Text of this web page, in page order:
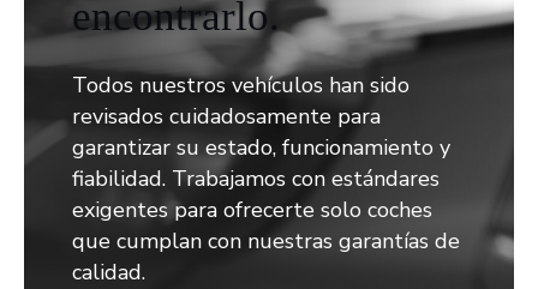
encontrarlo.
Todos nuestros vehículos han sido
revisados cuidadosamente para
garantizar su estado, funcionamiento y
fiabilidad. Trabajamos con estándares
exigentes para ofrecerte solo coches
que cumplan con nuestras garantías de
calidad.